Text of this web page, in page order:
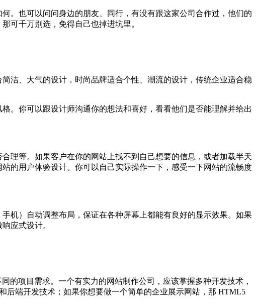
。也可以问问身边的朋友、同行，有没有跟这家公司合作过，他们的
可千万别选，免得自己也掉进坑里。
洁、大气的设计，时尚品牌适合个性、潮流的设计，传统企业适合稳
。你可以跟设计师沟通你的想法和喜好，看看他们是否能理解并给出
理等。如果客户在你的网站上找不到自己想要的信息，或者加载半天
的用户体验设计。你可以自己实际操作一下，感受一下网站的流畅度
机）自动调整布局，保证在各种屏幕上都能有良好的显示效果。如果
应式设计。
的项目需求。一个有实力的网站制作公司，应该掌握多种开发技术，
后端开发技术；如果你想要做一个简单的企业展示网站，那 HTML5